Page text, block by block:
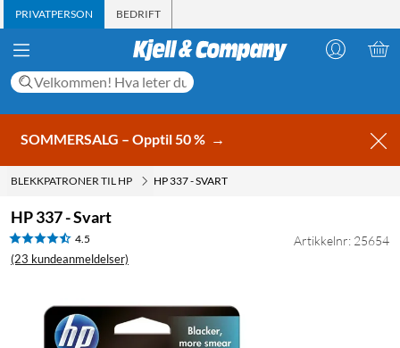
PRIVATPERSON BEDRIFT
SOMMERSALG – Opptil 50 % →
BLEKKPATRONER TIL HP HP 337 - SVART
HP 337 - Svart
4.5
(23 kundeanmeldelser)
Artikkelnr: 25654